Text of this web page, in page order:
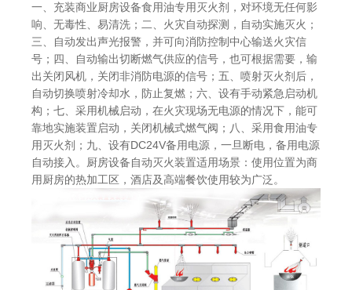
一、充装商业厨房设备食用油专用灭火剂，对环境无任何影
响、无毒性、易清洗；二、火灾自动探测，自动实施灭火；
三、自动发出声光报警，并可向消防控制中心输送火灾信
号；四、自动输出切断燃气供应的信号，也可根据需要，输
出关闭风机，关闭非消防电源的信号；五、喷射灭火剂后，
自动切换喷射冷却水，防止复燃；六、设有手动紧急启动机
构；七、采用机械启动，在火灾现场无电源的情况下，能可
靠地实施装置启动，关闭机械式燃气阀；八、采用食用油专
用灭火剂；九、设有DC24V备用电源，一旦断电，备用电源
自动接入。
厨房设备自动灭火装置适用场景： 使用位置为商
用厨房的热加工区，酒店及高端餐饮使用较为广泛。